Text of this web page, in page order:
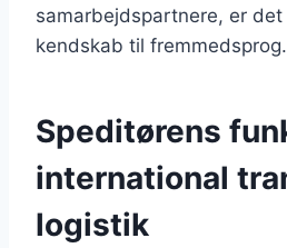
samarbejdspartnere, er
kendskab til fremmedsprog.
Speditørens
international
logistik